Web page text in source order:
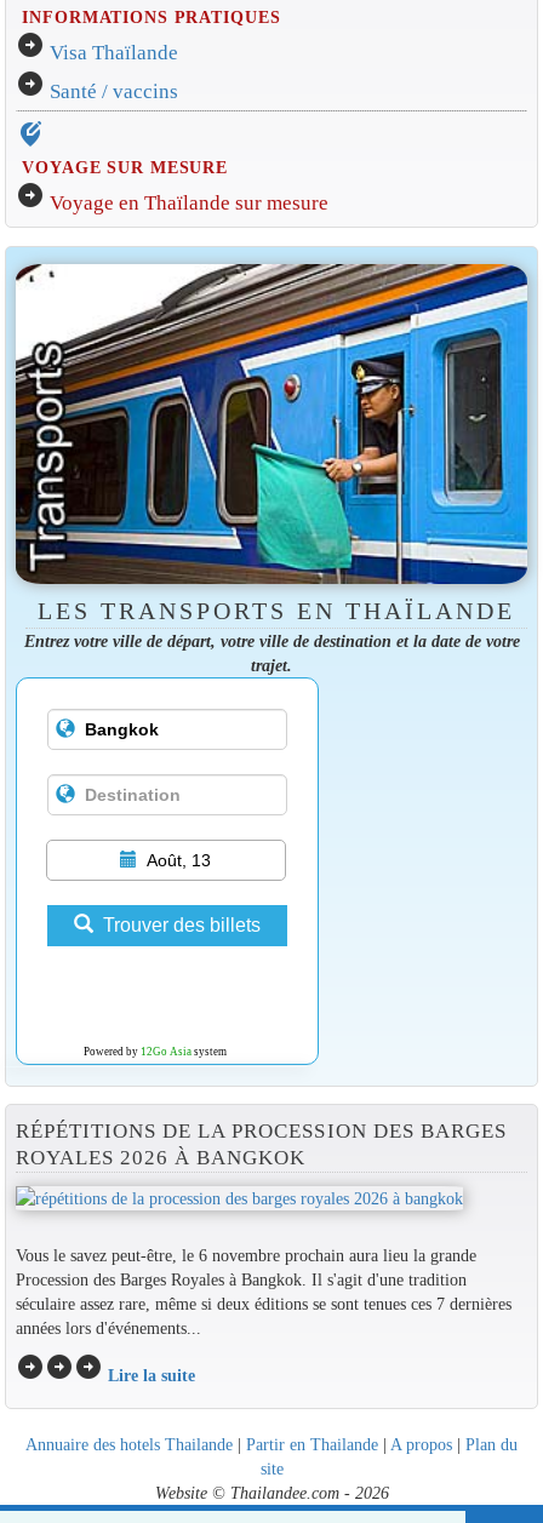
INFORMATIONS PRATIQUES
arrow_circle_right Visa Thaïlande
arrow_circle_right Santé / vaccins
edit_location_alt
VOYAGE SUR MESURE
arrow_circle_right Voyage en Thaïlande sur mesure
LES TRANSPORTS EN THAÏLANDE
Entrez votre ville de départ, votre ville de destination et la date de votre
trajet.
Août, 13
Trouver des billets
Powered by 12Go Asiasystem
RÉPÉTITIONS DE LA PROCESSION DES BARGES
ROYALES 2026 À BANGKOK
Vous le savez peut-être, le 6 novembre prochain aura lieu la grande
Procession des Barges Royales à Bangkok. Il s'agit d'une tradition
séculaire assez rare, même si deux éditions se sont tenues ces 7 dernières
années lors d'événements...
arrow_circle_rightarrow_circle_rightarrow_circle_right Lire la suite
Annuaire des hotels Thailande | Partir en Thailande | A propos | Plan du
site
Website © Thailandee.com - 2026